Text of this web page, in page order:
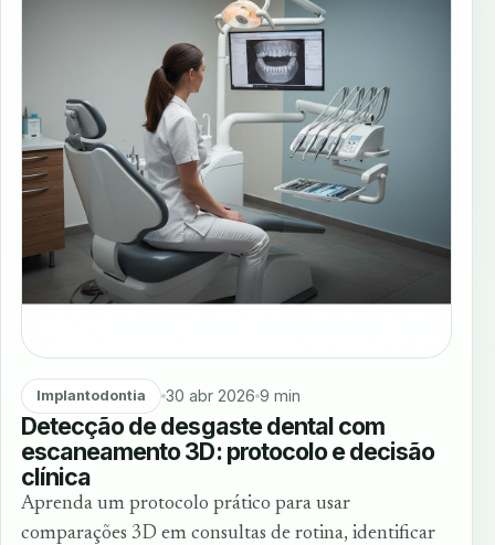
Implantodontia 30 abr 2026 9 min
Detecção de desgaste dental com
escaneamento 3D: protocolo e decisão
clínica
Aprenda um protocolo prático para usar
comparações 3D em consultas de rotina, identificar